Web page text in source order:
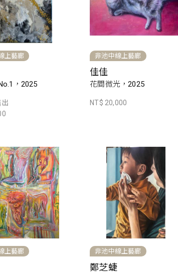
上藝廊
，2025
非池中線上藝廊
佳佳
花間微光，2025
NT$ 20,000
上藝廊 非池中線上藝廊
鄭芝蜨